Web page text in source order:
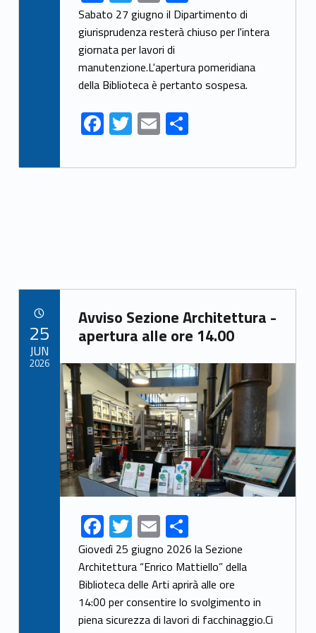
ac
e
b
o
o
k
w
itt
er
m
ai
l
h
ar
e
Sabato 27 giugno il Dipartimento di
giurisprudenza resterà chiuso per l'intera
giornata per lavori di
manutenzione.L'apertura pomeridiana
della Biblioteca è pertanto sospesa.
F
ac
e
T
w
itt
E
m
ai
S
ar
Link identifier archive #link-archive-92536
Avviso Sezione Architettura -
apertura alle ore 14.00
Link identifier archive #link-archive-thumb-soap-96388
F
ac
e
b
o
T
w
itt
er
E
m
ai
l
S
h
ar
e
Giovedì 25 giugno 2026 la Sezione
Architettura “Enrico Mattiello” della
Biblioteca delle Arti aprirà alle ore
14:00 per consentire lo svolgimento in
piena sicurezza di lavori di facchinaggio.Ci
25
JUN
2026